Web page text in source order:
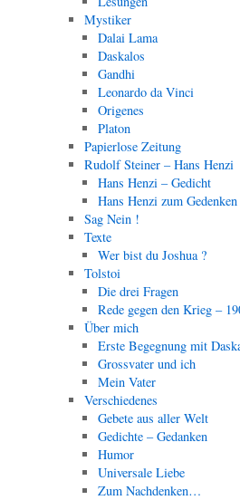
Mystiker
Dalai Lama
Daskalos
Gandhi
Leonardo da Vinci
Origenes
Platon
Papierlose Zeitung
Rudolf Steiner – Hans Henzi
Hans Henzi – Gedicht
Hans Henzi zum Gedenken
Sag Nein !
Texte
Wer bist du Joshua ?
Tolstoi
Die drei Fragen
Rede gegen den Krieg –
Über mich
Erste Begegnung mit
Grossvater und ich
Mein Vater
Verschiedenes
Gebete aus aller Welt
Gedichte – Gedanken
Humor
Universale Liebe
Zum Nachdenken…